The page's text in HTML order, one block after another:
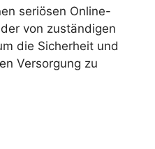
seriösen Online-
von zuständigen
die Sicherheit und
Versorgung zu